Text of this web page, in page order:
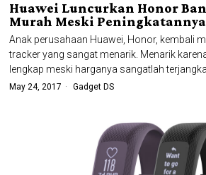
Huawei Luncurkan Honor
Murah Meski
Anak perusahaan Huawei, Honor, kembali
tracker yang sangat menarik. Menarik
lengkap meski harganya sangatlah
May 24, 2017 Gadget DS